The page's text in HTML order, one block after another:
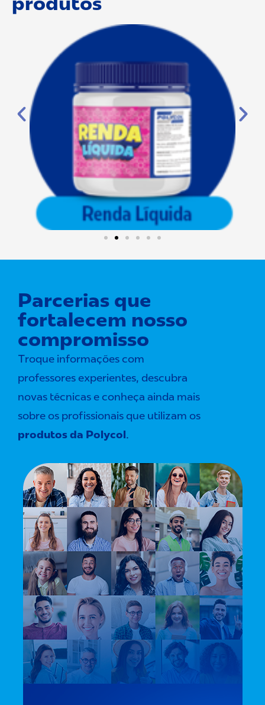
produtos
Parcerias que
fortalecem nosso
compromisso
Troque informações com
professores experientes, descubra
novas técnicas e conheça ainda mais
sobre os profissionais que utilizam os
produtos da Polycol .